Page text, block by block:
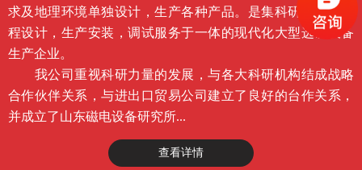
求及地理环境单独设计，生产各种产品。是集科研开发，工
程设计，生产安装，调试服务于一体的现代化大型选矿设备
生产企业。
我公司重视科研力量的发展，与各大科研机构结成战略
合作伙伴关系，与进出口贸易公司建立了良好的台作关系，
并成立了山东磁电设备研究所...
查看详情